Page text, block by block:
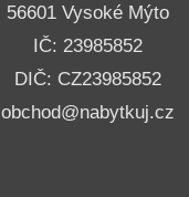
56601 Vysoké Mýto
IČ: 23985852
DIČ: CZ23985852
obchod@nabytkuj.cz